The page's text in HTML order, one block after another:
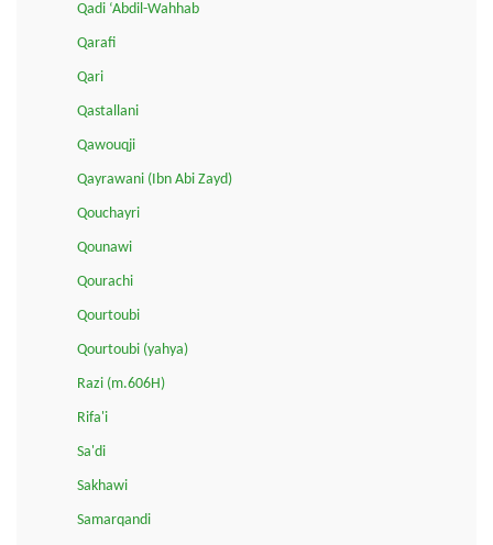
Qadi ‘Abdil-Wahhab
Qarafi
Qari
Qastallani
Qawouqji
Qayrawani (Ibn Abi Zayd)
Qouchayri
Qounawi
Qourachi
Qourtoubi
Qourtoubi (yahya)
Razi (m.606H)
Rifa'i
Sa'di
Sakhawi
Samarqandi